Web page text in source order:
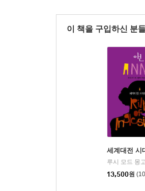
이러한 이유로 제4권의
유령이나 죽음 등 민감
《윈디윌로즈의 앤》_어
동서문화사 《앤》 시
Willows를 저본으로 삼
모두에서, 앤이 살았던
제1권에서는 ‘G’, 제4권
제목에서도 ‘ㄱ’과 ‘ㅇ’
이 책을 구입하신 분
세계대전 시
13,500원